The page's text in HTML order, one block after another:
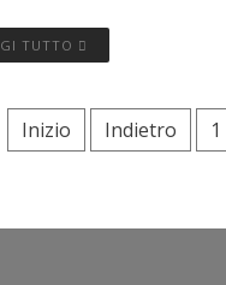
TUTTO
Inizio Indietro 1